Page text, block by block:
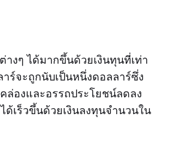
งๆ ได้มากขึ้นด้วยเงินทุนที่เท่า
ร์จะถูกนับเป็นหนึ่งดอลลาร์ซึ่ง
ล่องและอรรถประโยชน์ลดลง
ด้เร็วขึ้นด้วยเงินลงทุนจำนวนใน